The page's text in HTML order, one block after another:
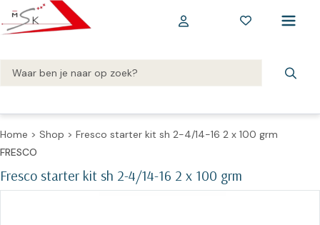
Home > Shop > Fresco starter kit sh 2-4/14-16 2 x 100 grm
Fresco starter kit sh 2-4/14-16 2 x 100 grm
FRESCO